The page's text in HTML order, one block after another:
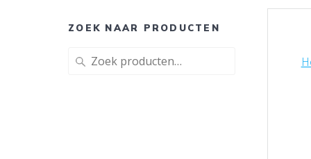
ZOEK NAAR PRODUCTEN
Zoeken